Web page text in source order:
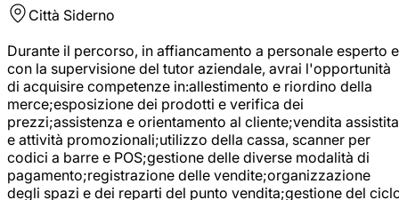
Città Siderno
Durante il percorso, in affiancamento a personale esperto e
con la supervisione del tutor aziendale, avrai l'opportunità
di acquisire competenze in:allestimento e riordino della
merce;esposizione dei prodotti e verifica dei
prezzi;assistenza e orientamento al cliente;vendita assistita
e attività promozionali;utilizzo della cassa, scanner per
codici a barre e POS;gestione delle diverse modalità di
pagamento;registrazione delle vendite;organizzazione
degli spazi e dei reparti del punto vendita;gestione del